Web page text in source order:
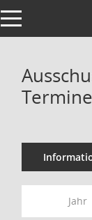
Toggle navigation
Jahr